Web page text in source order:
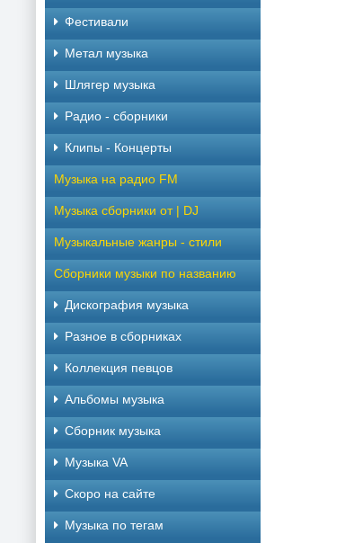
Фестивали
Метал музыка
Шлягер музыка
Радио - сборники
Клипы - Концерты
Музыка на радио FM
Музыка сборники от | DJ
Музыкальные жанры - стили
Сборники музыки по названию
Дискография музыка
Разное в сборниках
Коллекция певцов
Альбомы музыка
Сборник музыка
Музыка VA
Скоро на сайте
Музыка по тегам